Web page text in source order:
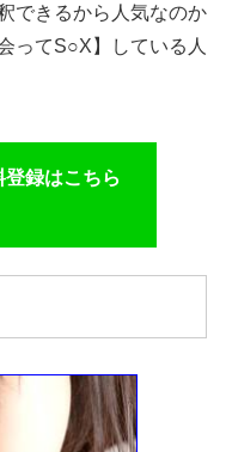
できるから人気なのか
ってS○X】している人
録はこちら